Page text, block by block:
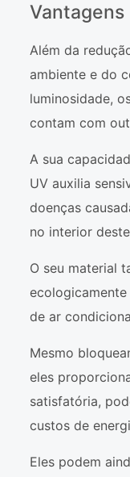
Vantagens
Além da
ambiente e do
luminosidade,
contam com
A sua
UV auxilia
doenças
no interior
O seu material
de ar
Mesmo
eles
satisfatória,
custos de
Eles podem